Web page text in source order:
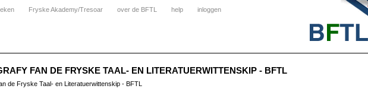
Fryske Akademy/Tresoar over de BFTL help inloggen
FAN DE FRYSKE TAAL- EN LITERATUERWITTENSKIP - BFTL
de Fryske Taal- en Literatuerwittenskip - BFTL